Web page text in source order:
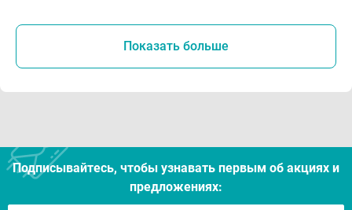
Показать больше
Подписывайтесь, чтобы узнавать первым об акцияx и
предложениях: